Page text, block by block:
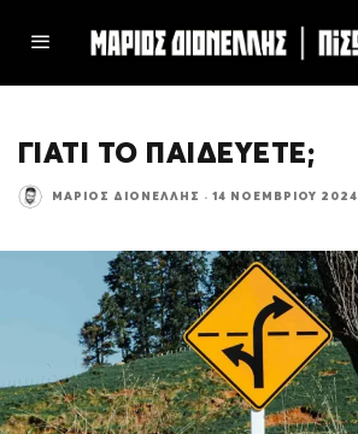
ΓΙΑΤΙ ΤΟ ΠΑΙΔΕΥΕΤΕ;
ΜΆΡΙΟΣ ΔΙΟΝΈΛΛΗΣ · 14 ΝΟΕΜΒΡΊΟΥ 2024